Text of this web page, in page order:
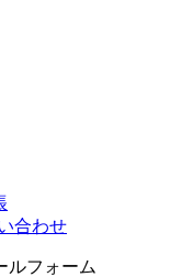
合わせ
ルフォーム